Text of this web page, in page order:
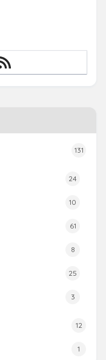
131
24
10
61
8
25
3
12
1